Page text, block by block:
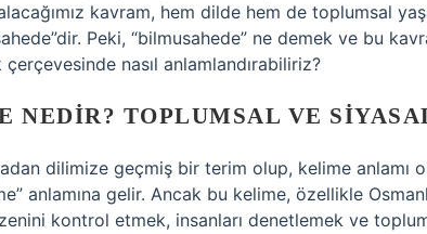
kavram, hem dilde hem de toplumsal
Peki, “bilmusahede” ne demek ve bu
nasıl anlamlandırabiliriz?
NEDIR? TOPLUMSAL VE
dilimize geçmiş bir terim olup, kelime anlamı
anlamına gelir. Ancak bu kelime, özellikle
kontrol etmek, insanları denetlemek ve